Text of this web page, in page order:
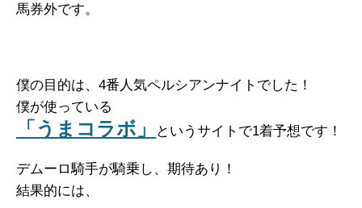
馬券外です。
僕の目的は、4番人気ペルシアンナイトでした！
僕が使っている
「うまコラボ」 というサイトで1着予想です！
デムーロ騎手が騎乗し、期待あり！
結果的には、